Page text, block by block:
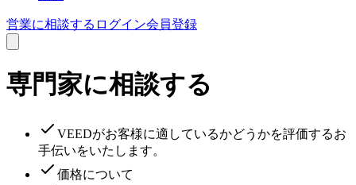
営業に相談する ログイン会員登録
専門家に相談する
VEEDがお客様に適しているかどうかを評価するお
手伝いをいたします。
価格について